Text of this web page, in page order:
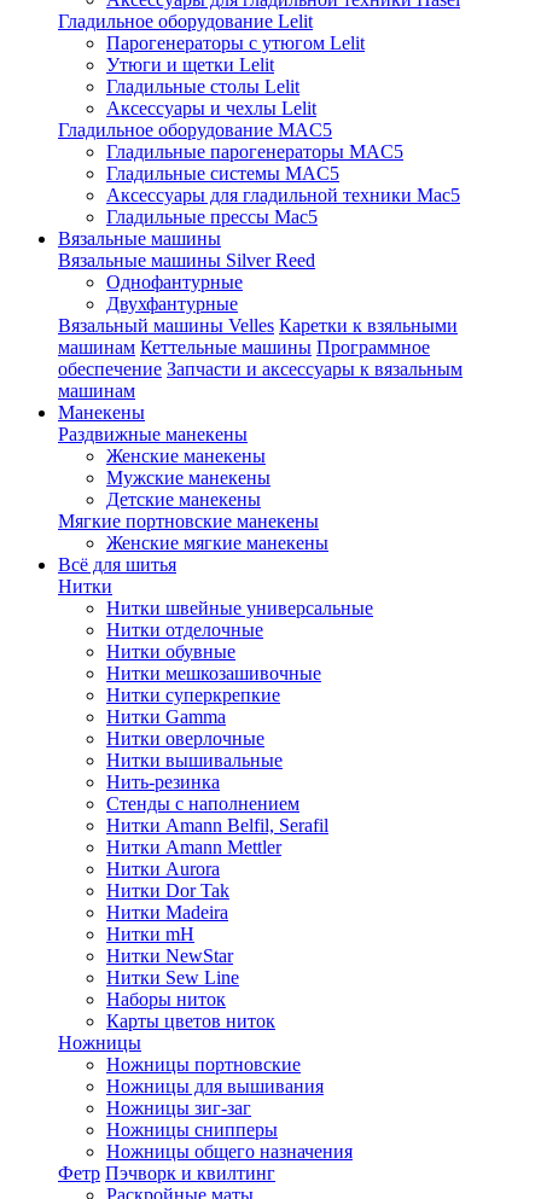
Гладильное оборудование Lelit
Парогенераторы с утюгом Lelit
Утюги и щетки Lelit
Гладильные столы Lelit
Аксессуары и чехлы Lelit
Гладильное оборудование MAC5
Гладильные парогенераторы MAC5
Гладильные системы MAC5
Аксессуары для гладильной техники Mac5
Гладильные прессы Mac5
Вязальные машины
Вязальные машины Silver Reed
Однофантурные
Двухфантурные
Вязальный машины Velles Каретки к взяльными
машинам Кеттельные машины Программное
обеспечение Запчасти и аксессуары к вязальным
машинам
Манекены
Раздвижные манекены
Женские манекены
Мужские манекены
Детские манекены
Мягкие портновские манекены
Женские мягкие манекены
Всё для шитья
Нитки
Нитки швейные универсальные
Нитки отделочные
Нитки обувные
Нитки мешкозашивочные
Нитки суперкрепкие
Нитки Gamma
Нитки оверлочные
Нитки вышивальные
Нить-резинка
Стенды с наполнением
Нитки Amann Belfil, Serafil
Нитки Amann Mettler
Нитки Aurora
Нитки Dor Tak
Нитки Madeira
Нитки mH
Нитки NewStar
Нитки Sew Line
Наборы ниток
Карты цветов ниток
Ножницы
Ножницы портновские
Ножницы для вышивания
Ножницы зиг-заг
Ножницы снипперы
Ножницы общего назначения
Фетр Пэчворк и квилтинг
Раскройные маты